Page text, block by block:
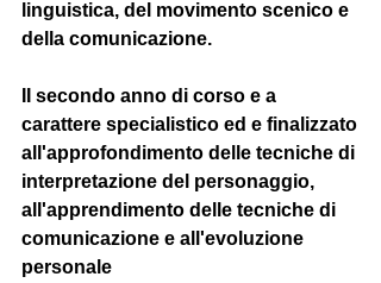
linguistica, del movimento scenico e
della comunicazione.
II secondo anno di corso e a
carattere specialistico ed e finalizzato
all'approfondimento delle tecniche di
interpretazione del personaggio,
all'apprendimento delle tecniche di
comunicazione e all'evoluzione
personale